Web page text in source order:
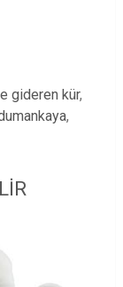
gideren kür,
,